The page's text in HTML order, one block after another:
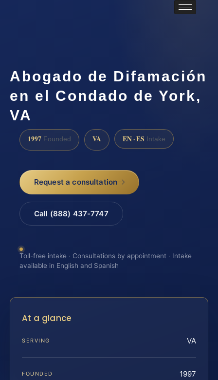
Abogado de Difamación
en el Condado de York,
VA
1997 Founded VA EN · ES Intake
Request a consultation
Call (888) 437-7747
Toll-free intake · Consultations by appointment · Intake
available in English and Spanish
At a glance
SERVING VA
FOUNDED 1997